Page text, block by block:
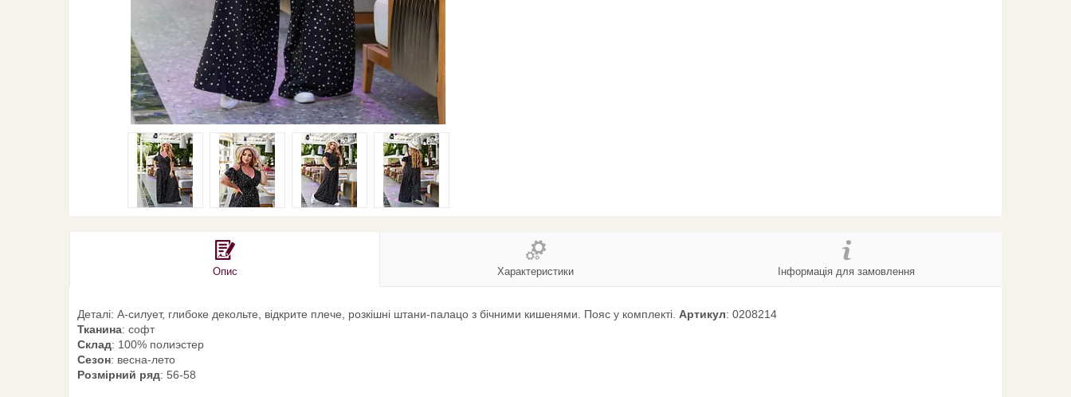
Опис Характеристики Інформація для замовлення
Деталі: А-силует, глибоке декольте, відкрите плече, розкішні штани-палацо з бічними кишенями. Пояс у комплекті. Артикул: 0208214
Тканина: софт
Склад: 100% полиэстер
Сезон: весна-лето
Розмірний ряд: 56-58